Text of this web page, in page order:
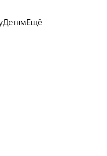
ДетямЕщё